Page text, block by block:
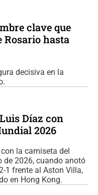
clave que
Rosario hasta
decisiva en la
Díaz con
2026
la camiseta del
de 2026, cuando anotó
1 frente al Aston Villa,
en Hong Kong.